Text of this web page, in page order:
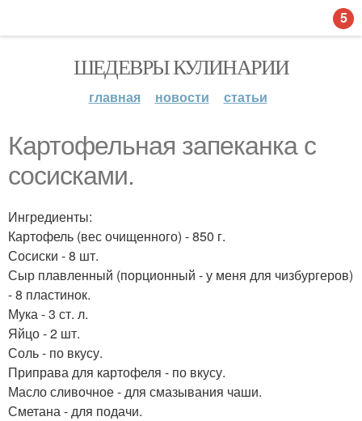
ШЕДЕВРЫ КУЛИНАРИИ
главная новости статьи
Картофельная запеканка с
сосисками.
Ингредиенты:
Картофель (вес очищенного) - 850 г.
Сосиски - 8 шт.
Сыр плавленный (порционный - у меня для чизбургеров)
- 8 пластинок.
Мука - 3 ст. л.
Яйцо - 2 шт.
Соль - по вкусу.
Приправа для картофеля - по вкусу.
Масло сливочное - для смазывания чаши.
Сметана - для подачи.
5